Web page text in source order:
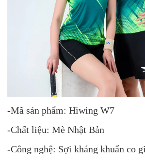
-Mã sản phẩm: Hiwing W7
-Chất liệu: Mè Nhật Bản
-Công nghệ: Sợi kháng khuẩn co